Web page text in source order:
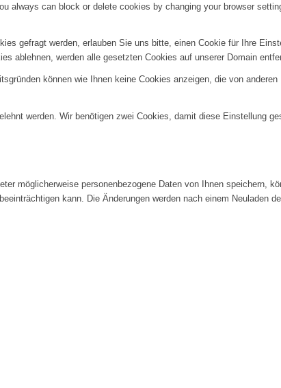
can block or delete cookies by changing your browser
gefragt werden, erlauben Sie uns bitte, einen Cookie für Ihre
ablehnen, werden alle gesetzten Cookies auf unserer Domain
können wie Ihnen keine Cookies anzeigen, die von
werden. Wir benötigen zwei Cookies, damit diese Einstellung
möglicherweise personenbezogene Daten von Ihnen speichern,
kann. Die Änderungen werden nach einem Neuladen